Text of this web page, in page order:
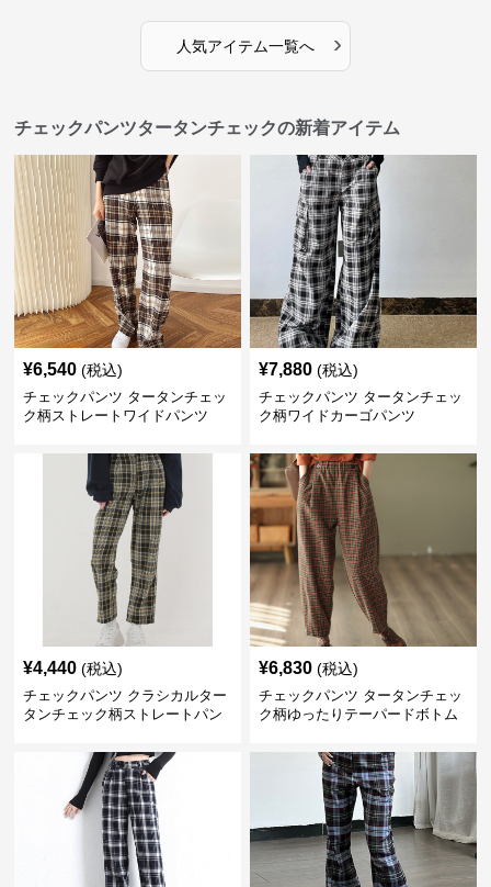
人気アイテム一覧へ ›
チェックパンツタータンチェックの新着アイテム
¥6,540 (税込)
チェックパンツ タータンチェッ
ク柄ストレートワイドパンツ
¥7,880 (税込)
チェックパンツ タータンチェッ
ク柄ワイドカーゴパンツ
¥4,440 (税込)
チェックパンツ クラシカルター
タンチェック柄ストレートパン
¥6,830 (税込)
チェックパンツ タータンチェッ
ク柄ゆったりテーパードボトム